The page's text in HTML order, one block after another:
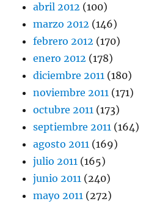
abril 2012 (100)
marzo 2012 (146)
febrero 2012 (170)
enero 2012 (178)
diciembre 2011 (180)
noviembre 2011 (171)
octubre 2011 (173)
septiembre 2011 (164)
agosto 2011 (169)
julio 2011 (165)
junio 2011 (240)
mayo 2011 (272)